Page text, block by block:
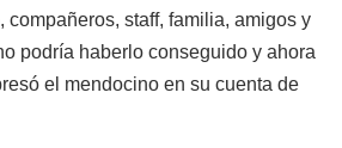
compañeros, staff, familia, amigos y
podría haberlo conseguido y ahora
el mendocino en su cuenta de